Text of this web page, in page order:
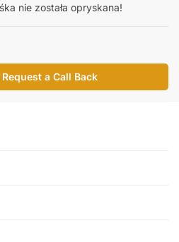
nie została opryskana!
a Call Back